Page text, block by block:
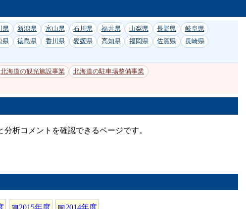
県 新潟県 富山県 石川県 福井県 山梨県 長野県
岐阜県
県 徳島県 香川県 愛媛県 高知県 福岡県 佐賀県
長崎県
北海道の観光施設事業
北海道の駐車場整備事業
析コメントを確認できるページです。